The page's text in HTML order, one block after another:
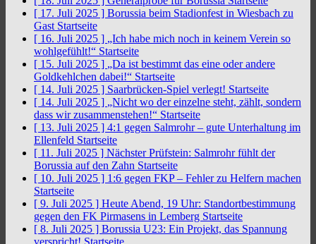
[ 17. Juli 2025 ] Borussia beim Stadionfest in Wiesbach zu
Gast Startseite
[ 16. Juli 2025 ] „Ich habe mich noch in keinem Verein so
wohlgefühlt!“ Startseite
[ 15. Juli 2025 ] „Da ist bestimmt das eine oder andere
Goldkehlchen dabei!“ Startseite
[ 14. Juli 2025 ] Saarbrücken-Spiel verlegt! Startseite
[ 14. Juli 2025 ] „Nicht wo der einzelne steht, zählt, sondern
dass wir zusammenstehen!“ Startseite
[ 13. Juli 2025 ] 4:1 gegen Salmrohr – gute Unterhaltung im
Ellenfeld Startseite
[ 11. Juli 2025 ] Nächster Prüfstein: Salmrohr fühlt der
Borussia auf den Zahn Startseite
[ 10. Juli 2025 ] 1:6 gegen FKP – Fehler zu Helfern machen
Startseite
[ 9. Juli 2025 ] Heute Abend, 19 Uhr: Standortbestimmung
gegen den FK Pirmasens in Lemberg Startseite
[ 8. Juli 2025 ] Borussia U23: Ein Projekt, das Spannung
verspricht! Startseite